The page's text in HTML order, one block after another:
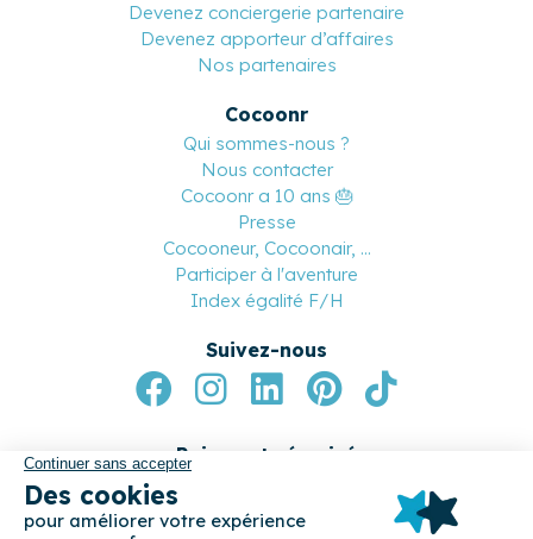
Devenez conciergerie partenaire
Devenez apporteur d’affaires
Nos partenaires
Cocoonr
Qui sommes-nous ?
Nous contacter
Cocoonr a 10 ans 🎂
Presse
Cocooneur, Cocoonair, ...
Participer à l'aventure
Index égalité F/H
Suivez-nous
Paiement sécurisé